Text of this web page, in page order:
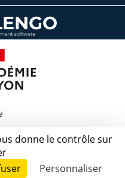
donne le contrôle sur
Personnaliser